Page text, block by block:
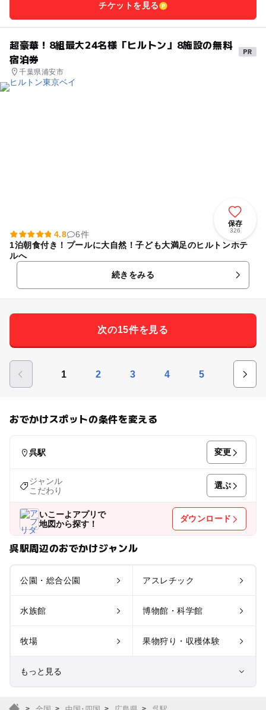
チケットを見る
超豪華！8組最大24名様「ヒルトン」8施設の無料
宿泊券
千葉県浦安市
保存
326
4.8
6件
1泊朝食付き！プールに大自然！子ども大満足のヒルトンホテ
ルへ
続きをみる
次の15件を見る
1 2 3 4 5
おでかけスポットの条件を変える
呉駅 変更
ジャンル
こだわり
選ぶ
いこーよアプリで
地図から探す！
ダウンロード
呉駅周辺のおでかけジャンル
公園・総合公園 アスレチック
水族館 博物館・科学館
牧場 果物狩り・収穫体験
もっと見る